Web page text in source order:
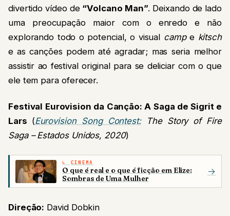
divertido vídeo de “Volcano Man”. Deixando de lado
uma preocupação maior com o enredo e não
explorando todo o potencial, o visual campe kitsch
e as canções podem até agradar; mas seria melhor
assistir ao festival original para se deliciar com o que
ele tem para oferecer.
Festival Eurovision da Canção: A Saga de Sigrit e
Lars (Eurovision Song Contest:The Story of Fire
Saga – Estados Unidos, 2020)
CINEMA
O que é real e o que é ficção em Elize:
Sombras de Uma Mulher
→
Direção: David Dobkin